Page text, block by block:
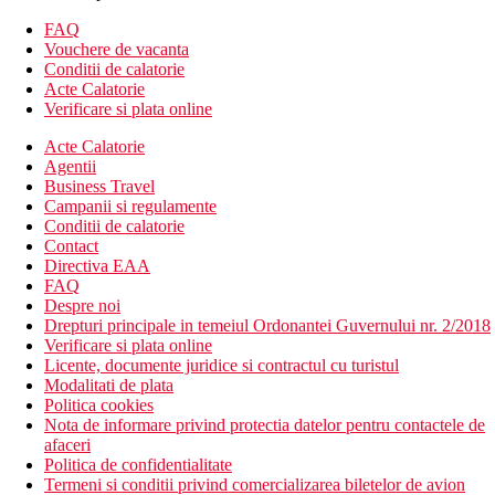
Descrierea hotelului
70 de camere
hol de intrare cu receptie
restaurant principal
lift
casa de clatite
piscina (sezlonguri, umbrele gratuite, prosoape contra unui
depozit)
camera comuna
lobby bar
bar la piscina
Descrierea plajei
plaja cu nisip-pietris (sezlonguri si umbrele gratuite)
Activitati sportive gratuite
mini fitness
tenis de masa
Program de animatie usoara de 3 ori pe saptamana
Activitati sportive contra cost
diferite tipuri de masaje
pachete cosmetice
FAQ
Vouchere de vacanta
Conditii de calatorie
Acte Calatorie
Verificare si plata online
Acte Calatorie
Agentii
Business Travel
Campanii si regulamente
Conditii de calatorie
Contact
Directiva EAA
FAQ
Despre noi
Drepturi principale in temeiul Ordonantei Guvernului nr. 2/2018
Verificare si plata online
Licente, documente juridice si contractul cu turistul
Modalitati de plata
Politica cookies
Nota de informare privind protectia datelor pentru contactele de
afaceri
Politica de confidentialitate
Termeni si conditii privind comercializarea biletelor de avion